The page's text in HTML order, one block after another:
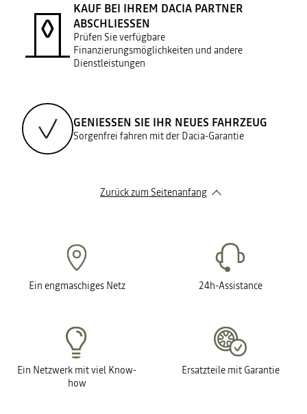
KAUF BEI IHREM DACIA PARTNER
ABSCHLIESSEN
Prüfen Sie verfügbare
Finanzierungsmöglichkeiten und andere
Dienstleistungen
GENIESSEN SIE IHR NEUES FAHRZEUG
Sorgenfrei fahren mit der Dacia-Garantie
Zurück zum Seitenanfang
Ein engmaschiges Netz 24h-Assistance
Ein Netzwerk mit viel Know-
how
Ersatzteile mit Garantie